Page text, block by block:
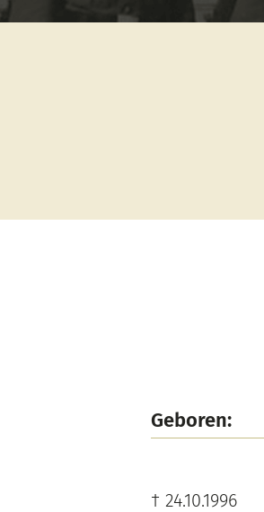
Geboren:
† 24.10.1996